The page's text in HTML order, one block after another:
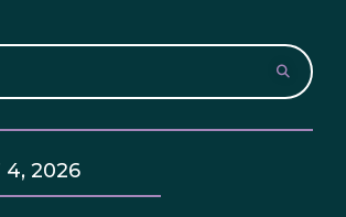
4, 2026